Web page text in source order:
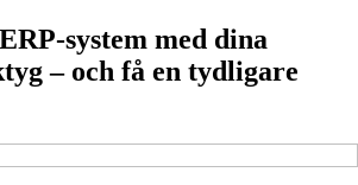
system med dina
– och få en tydligare